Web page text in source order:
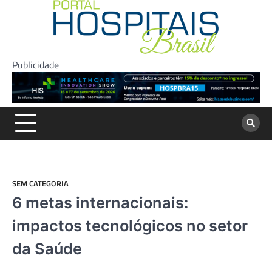
Publicidade
SEM CATEGORIA
6 metas internacionais:
impactos tecnológicos no setor
da Saúde